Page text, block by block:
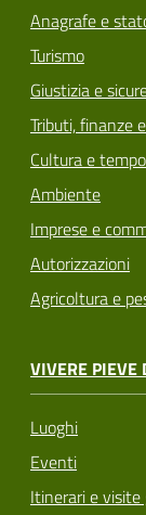
Anagrafe e
Turismo
Giustizia e
Tributi, finanze
Cultura e
Ambiente
Imprese e
Autorizzazioni
Agricoltura e
VIVERE PIEVE
Luoghi
Eventi
Itinerari e visite